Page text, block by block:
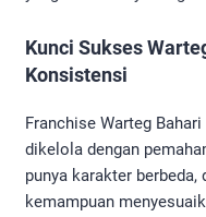
Kunci Sukses
Konsistensi
Franchise Warteg
dikelola dengan
punya karakter
kemampuan